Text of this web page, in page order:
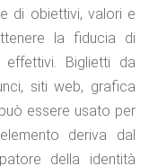
di obiettivi, valori e
la fiducia di
Biglietti da
siti web, grafica
essere usato per
deriva dal
della identità